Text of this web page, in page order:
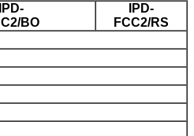
IPD-
BO
IPD-
FCC2/RS